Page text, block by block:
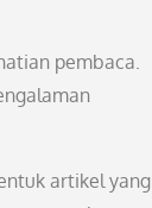
pembaca.
artikel yang